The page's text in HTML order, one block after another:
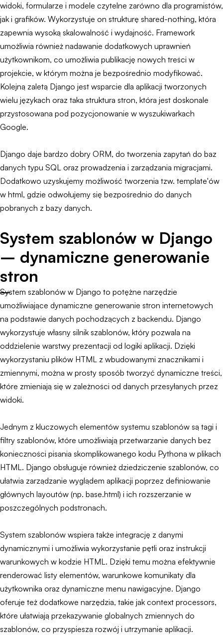
widoki, formularze i modele czytelne zarówno dla programistów,
jak i grafików. Wykorzystuje on strukturę shared-nothing, która
zapewnia wysoką skalowalność i wydajność. Framework
umożliwia również nadawanie dodatkowych uprawnień
użytkownikom, co umożliwia publikację nowych treści w
projekcie, w którym można je bezpośrednio modyfikować.
Kolejną zaletą Django jest wsparcie dla aplikacji tworzonych
wielu językach oraz taka struktura stron, która jest doskonale
przystosowana pod pozycjonowanie w wyszukiwarkach
Google.
Django daje bardzo dobry ORM, do tworzenia zapytań do baz
danych typu SQL oraz prowadzenia i zarządzania migracjami.
Dodatkowo uzyskujemy możliwość tworzenia tzw. template'ów
w html, gdzie odwołujemy się bezpośrednio do danych
pobranych z bazy danych.
System szablonów w Django
– dynamiczne generowanie
stron
System szablonów w Django to potężne narzędzie
umożliwiające dynamiczne generowanie stron internetowych
na podstawie danych pochodzących z backendu. Django
wykorzystuje własny silnik szablonów, który pozwala na
oddzielenie warstwy prezentacji od logiki aplikacji. Dzięki
wykorzystaniu plików HTML z wbudowanymi znacznikami i
zmiennymi, można w prosty sposób tworzyć dynamiczne treści,
które zmieniają się w zależności od danych przesyłanych przez
widoki.
Jednym z kluczowych elementów systemu szablonów są tagi i
filtry szablonów, które umożliwiają przetwarzanie danych bez
konieczności pisania skomplikowanego kodu Pythona w plikach
HTML. Django obsługuje również dziedziczenie szablonów, co
ułatwia zarządzanie wyglądem aplikacji poprzez definiowanie
głównych layoutów (np. base.html) i ich rozszerzanie w
poszczególnych podstronach.
System szablonów wspiera także integrację z danymi
dynamicznymi i umożliwia wykorzystanie pętli oraz instrukcji
warunkowych w kodzie HTML. Dzięki temu można efektywnie
renderować listy elementów, warunkowe komunikaty dla
użytkownika oraz dynamiczne menu nawigacyjne. Django
oferuje też dodatkowe narzędzia, takie jak context processors,
które ułatwiają przekazywanie globalnych zmiennych do
szablonów, co przyspiesza rozwój i utrzymanie aplikacji.